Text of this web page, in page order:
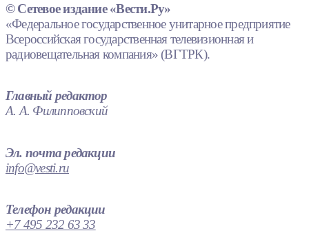
© Сетевое издание «Вести.Ру»
«Федеральное государственное унитарное предприятие
Всероссийская государственная телевизионная и
радиовещательная компания» (ВГТРК).
Главный редактор
А. А. Филипповский
Эл. почта редакции
info@vesti.ru
Телефон редакции
+7 495 232 63 33